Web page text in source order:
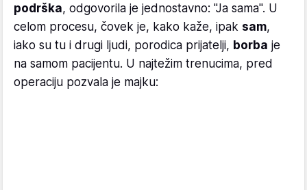
podrška, odgovorila je jednostavno: "Ja sama". U
celom procesu, čovek je, kako kaže, ipak sam,
iako su tu i drugi ljudi, porodica prijatelji, borba je
na samom pacijentu. U najtežim trenucima, pred
operaciju pozvala je majku: